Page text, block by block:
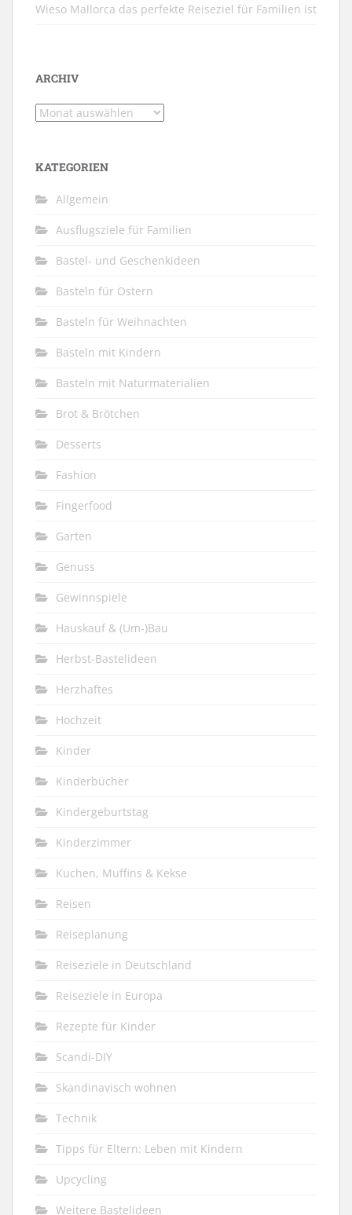
Wieso Mallorca das perfekte Reiseziel für Familien ist
ARCHIV
Archiv
KATEGORIEN
Allgemein
Ausflugsziele für Familien
Bastel- und Geschenkideen
Basteln für Ostern
Basteln für Weihnachten
Basteln mit Kindern
Basteln mit Naturmaterialien
Brot & Brötchen
Desserts
Fashion
Fingerfood
Garten
Genuss
Gewinnspiele
Hauskauf & (Um-)Bau
Herbst-Bastelideen
Herzhaftes
Hochzeit
Kinder
Kinderbücher
Kindergeburtstag
Kinderzimmer
Kuchen, Muffins & Kekse
Reisen
Reiseplanung
Reiseziele in Deutschland
Reiseziele in Europa
Rezepte für Kinder
Scandi-DIY
Skandinavisch wohnen
Technik
Tipps für Eltern: Leben mit Kindern
Upcycling
Weitere Bastelideen